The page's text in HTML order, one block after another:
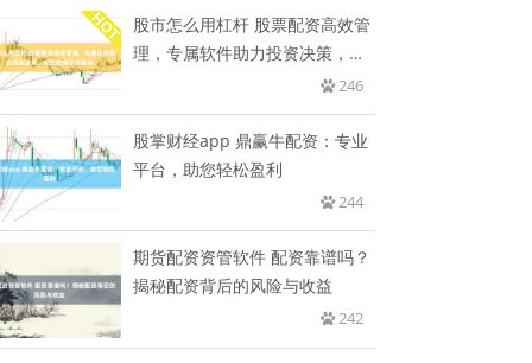
股市怎么用杠杆 股票配资高效管
理，专属软件助力投资决策，轻
246
股掌财经app 鼎赢牛配资：专业
平台，助您轻松盈利
244
期货配资资管软件 配资靠谱吗？
揭秘配资背后的风险与收益
242